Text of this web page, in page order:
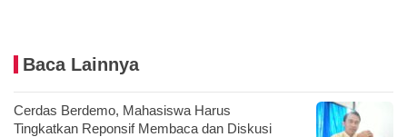
Baca Lainnya
Cerdas Berdemo, Mahasiswa Harus
Tingkatkan Reponsif Membaca dan Diskusi